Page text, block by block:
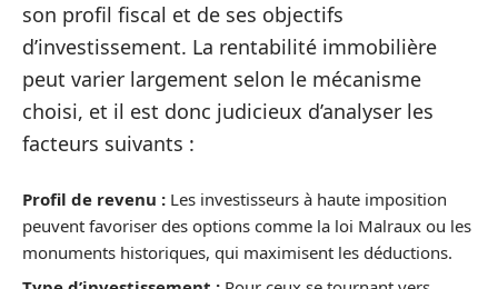
son profil fiscal et de ses objectifs
d’investissement. La rentabilité immobilière
peut varier largement selon le mécanisme
choisi, et il est donc judicieux d’analyser les
facteurs suivants :
Profil de revenu : Les investisseurs à haute imposition
peuvent favoriser des options comme la loi Malraux ou les
monuments historiques, qui maximisent les déductions.